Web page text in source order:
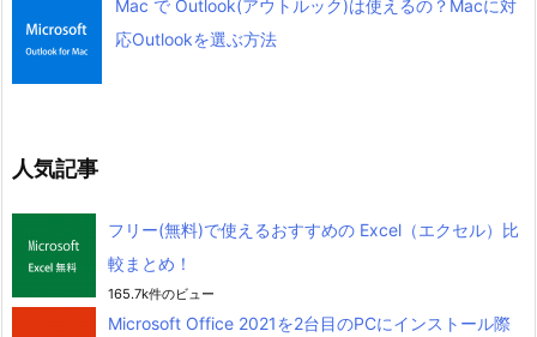
Mac で Outlook(アウトルック)は使えるの？Macに対
応Outlookを選ぶ方法
人気記事
フリー(無料)で使えるおすすめの Excel（エクセル）比
較まとめ！
165.7k件のビュー
Microsoft Office 2021を2台目のPCにインストール際